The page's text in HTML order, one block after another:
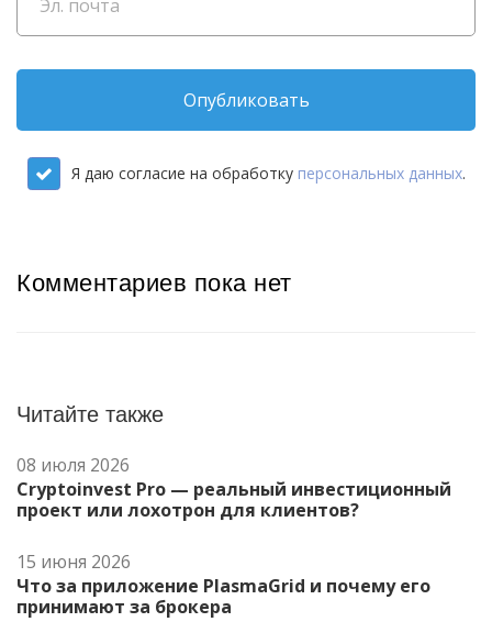
Опубликовать
Я даю согласие на обработку персональных данных.
Комментариев пока нет
Читайте также
08 июля 2026
Cryptoinvest Pro — реальный инвестиционный
проект или лохотрон для клиентов?
15 июня 2026
Что за приложение PlasmaGrid и почему его
принимают за брокера